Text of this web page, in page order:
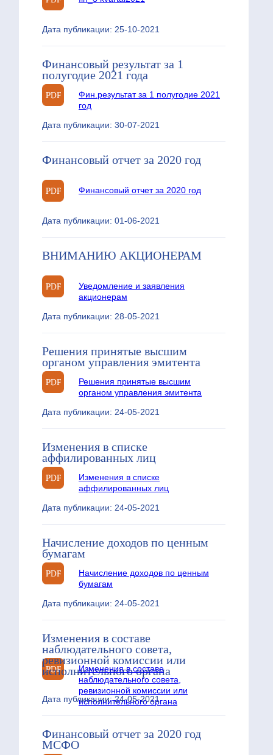
Дата публикации: 25-10-2021
Финансовый результат за 1
полугодие 2021 года
Фин.результат за 1 полугодие 2021
год
Дата публикации: 30-07-2021
Финансовый отчет за 2020 год
Финансовый отчет за 2020 год
Дата публикации: 01-06-2021
ВНИМАНИЮ АКЦИОНЕРАМ
Уведомление и заявления
акционерам
Дата публикации: 28-05-2021
Решения принятые высшим
органом управления эмитента
Решения принятые высшим
органом управления эмитента
Дата публикации: 24-05-2021
Изменения в списке
аффилированных лиц
Изменения в списке
аффилированных лиц
Дата публикации: 24-05-2021
Начисление доходов по ценным
бумагам
Начисление доходов по ценным
бумагам
Дата публикации: 24-05-2021
Изменения в составе
наблюдательного совета,
ревизионной комиссии или
исполнительного органа
Изменения в составе
наблюдательного совета,
ревизионной комиссии или
исполнительного органа
Дата публикации: 24-05-2021
Финансовый отчет за 2020 год
МСФО